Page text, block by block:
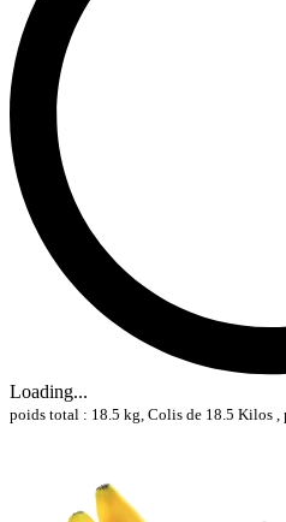
Loading...
poids total : 18.5 kg, Colis de 18.5 Kilos ,